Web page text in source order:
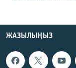
ЖАЗЫЛЫҢЫЗ